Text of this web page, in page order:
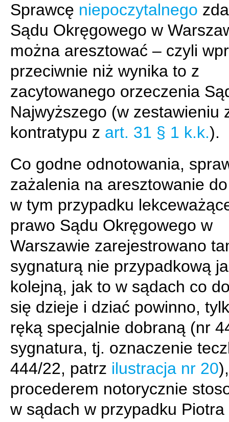
Sprawcę niepoczytalnego
Sądu Okręgowego w
można aresztować – czyli
przeciwnie niż wynika to z
zacytowanego orzeczenia
Najwyższego (w zestawieniu
kontratypu z art. 31 § 1 k.k.).
Co godne odnotowania,
zażalenia na aresztowanie
w tym przypadku
prawo Sądu Okręgowego w
Warszawie zarejestrowano
sygnaturą nie przypadkową
kolejną, jak to w sądach co
się dzieje i dziać powinno,
ręką specjalnie dobraną (nr
sygnatura, tj. oznaczenie
444/22, patrz ilustracja nr 20
procederem notorycznie
w sądach w przypadku Piotra